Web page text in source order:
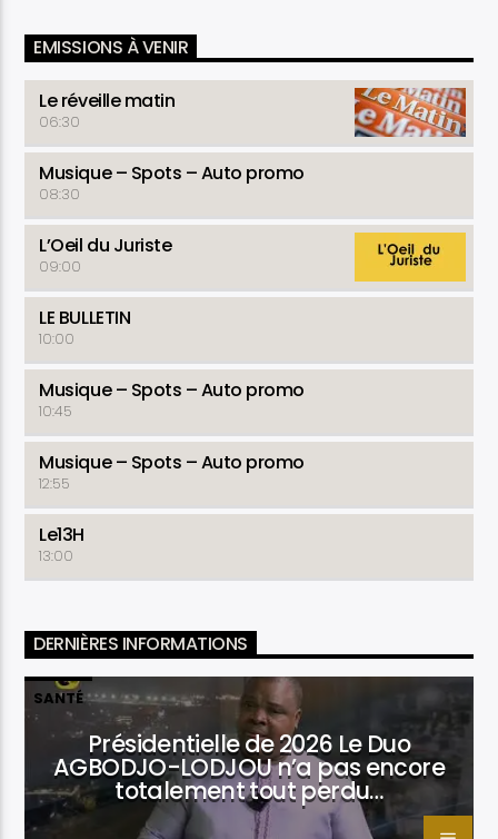
Santé ( Mardi et Jeudi )- La Revue du Matinal (Vendredi) -
Astuce Conso - Détente
EMISSIONS À VENIR
Le réveille matin
06:30
Musique – Spots – Auto promo
08:30
L’Oeil du Juriste
09:00
LE BULLETIN
10:00
Musique – Spots – Auto promo
10:45
Musique – Spots – Auto promo
12:55
Le13H
13:00
DERNIÈRES INFORMATIONS
SANTÉ
Présidentielle de 2026 Le Duo
AGBODJO-LODJOU n’a pas encore
totalement tout perdu…